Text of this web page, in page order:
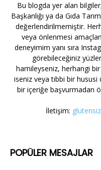
Bu blogda yer alan bilgiler,
Başkanlığı ya da Gıda
değerlendirilmemiştir.
veya önlenmesi
deneyimim yanı sıra
görebileceğiniz
hamileyseniz, herhangi
iseniz veya tıbbi bir
bir içeriğe başvurmadan
İletişim:
POPÜLER MESAJLAR